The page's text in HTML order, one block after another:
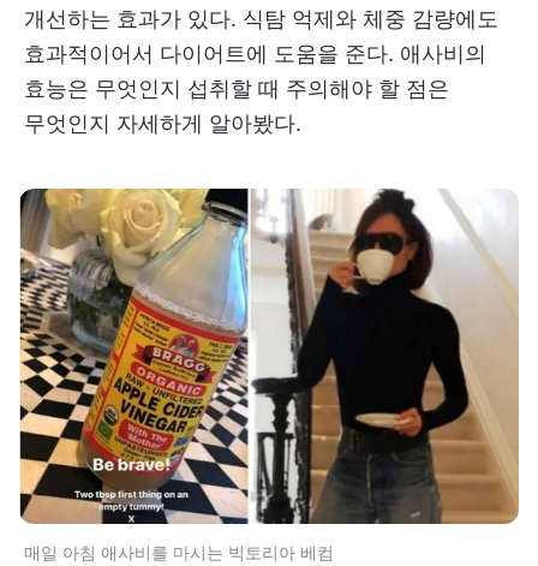
개선하는 효과가 있다. 식탐 억제와 체중 감량에도
효과적이어서 다이어트에 도움을 준다. 애사비의
효능은 무엇인지 섭취할 때 주의해야 할 점은
무엇인지 자세하게 알아봤다.
매일 아침 애사비를 마시는 빅토리아 베컴